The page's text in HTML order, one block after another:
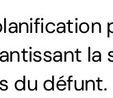
la
du défunt.